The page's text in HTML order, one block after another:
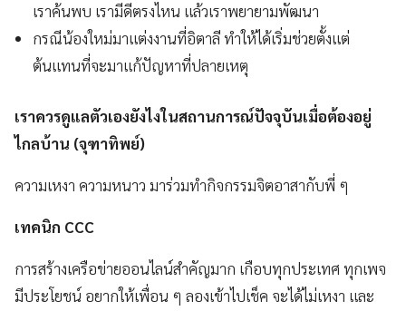
เราค้นพบ เรามีดีตรงไหน แล้วเราพยายามพัฒนา
กรณีน้องใหม่มาแต่งงานที่อิตาลี ทำให้ได้เริ่มช่วยตั้งแต่
ต้นแทนที่จะมาแก้ปัญหาที่ปลายเหตุ
เราควรดูแลตัวเองยังไงในสถานการณ์ปัจจุบันเมื่อต้องอยู่
ไกลบ้าน (จุฑาทิพย์)
ความเหงา ความหนาว มาร่วมทำกิจกรรมจิตอาสากับพี่ ๆ
เทคนิก CCC
การสร้างเครือข่ายออนไลน์สำคัญมาก เกือบทุกประเทศ ทุกเพจ
มีประโยชน์ อยากให้เพื่อน ๆ ลองเข้าไปเช็ค จะได้ไม่เหงา และ